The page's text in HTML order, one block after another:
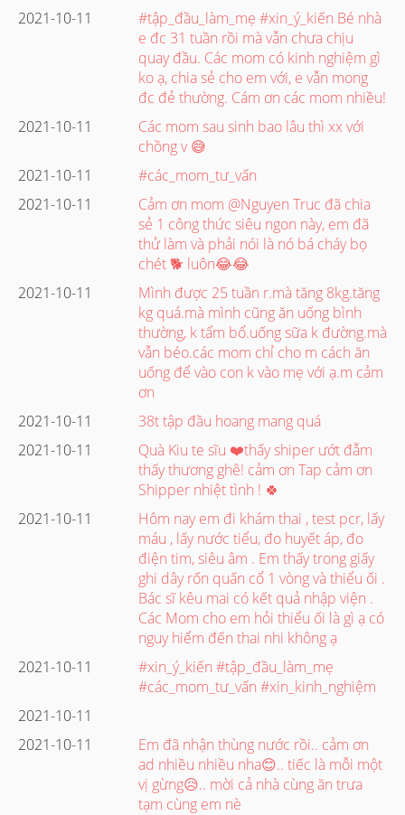
2021-10-11
#tập_đầu_làm_mẹ #xin_ý_kiến Bé nhà
e đc 31 tuần rồi mà vẫn chưa chịu
quay đầu. Các mom có kinh nghiệm gì
ko ạ, chia sẻ cho em với, e vẫn mong
đc đẻ thường. Cám ơn các mom nhiều!
2021-10-11
Các mom sau sinh bao lâu thì xx với
chồng v 😅
2021-10-11
#các_mom_tư_vấn
2021-10-11
Cảm ơn mom @Nguyen Truc đã chia
sẻ 1 công thức siêu ngon này, em đã
thử làm và phải nói là nó bá cháy bọ
chét 🐕 luôn😂😂
2021-10-11
Mình được 25 tuần r.mà tăng 8kg.tăng
kg quá.mà mình cũng ăn uống bình
thường, k tẩm bổ.uống sữa k đường.mà
vẫn béo.các mom chỉ cho m cách ăn
uống để vào con k vào mẹ với ạ.m cảm
ơn
2021-10-11
38t tập đầu hoang mang quá
2021-10-11
Quà Kiu te sĩu ❤️thấy shiper ướt đẫm
thấy thương ghê! cảm ơn Tap cảm ơn
Shipper nhiệt tình ! 🍀
2021-10-11
Hôm nay em đi khám thai , test pcr, lấy
máu , lấy nước tiểu, đo huyết áp, đo
điện tim, siêu âm . Em thấy trong giấy
ghi dây rốn quấn cổ 1 vòng và thiểu ối .
Bác sĩ kêu mai có kết quả nhập viện .
Các Mom cho em hỏi thiểu ối là gì ạ có
nguy hiểm đến thai nhi không ạ
2021-10-11
#xin_ý_kiến #tập_đầu_làm_mẹ
#các_mom_tư_vấn #xin_kinh_nghiệm
2021-10-11
2021-10-11
Em đã nhận thùng nước rồi.. cảm ơn
ad nhiều nhiều nha😊.. tiếc là mỗi một
vị gừng😥.. mời cả nhà cùng ăn trưa
tạm cùng em nè